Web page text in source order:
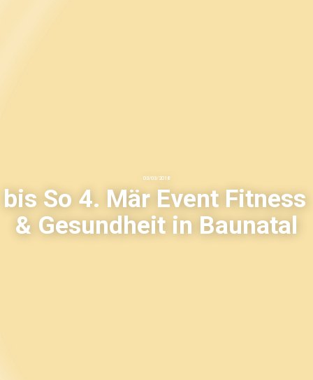
03/03/2018
bis So 4. Mär Event Fitness
& Gesundheit in Baunatal